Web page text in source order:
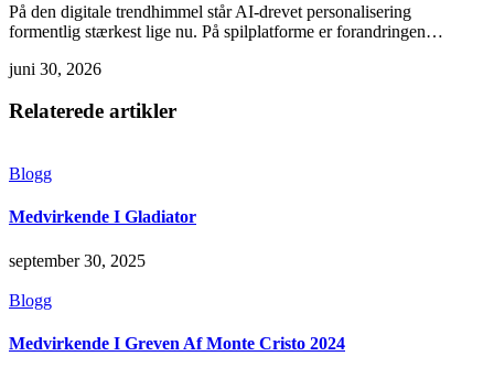
På den digitale trendhimmel står AI-drevet personalisering
formentlig stærkest lige nu. På spilplatforme er forandringen…
juni 30, 2026
Relaterede artikler
Blogg
Medvirkende I Gladiator
september 30, 2025
Blogg
Medvirkende I Greven Af Monte Cristo 2024